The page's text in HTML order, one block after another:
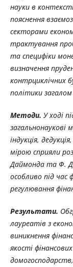
науки в
пояснення
секторами
трактування
та специфіки
визначення
контрциклічних
політики
Методи. У ході
загальнонаукові
індукція,
мірою сприяли
Даймонда та Ф.
особливо під час
регулювання
Результати.
лауреатів з
виникнення
якості